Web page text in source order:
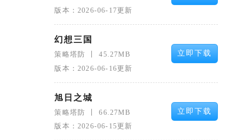
版本：2026-06-17更新
幻想三国
策略塔防
45.27MB
版本：2026-06-16更新
立即下载
旭日之城
策略塔防
66.27MB
版本：2026-06-15更新
立即下载